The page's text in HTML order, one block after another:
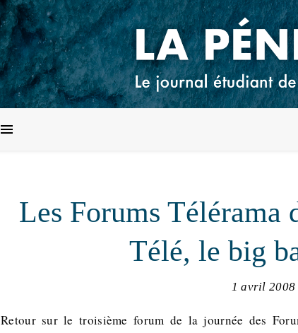
Les Forums Télérama
Télé, le big
1 avril 2008
Retour sur le troisième forum de la journée des